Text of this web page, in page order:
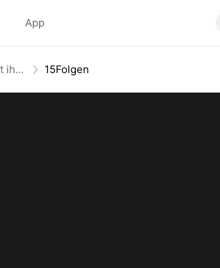
App
17 wieder: Die Cheer-Legende rettet ihre Tochter 15Folgen